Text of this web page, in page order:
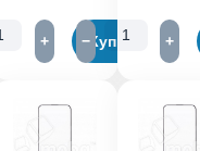
+ Купить
− +